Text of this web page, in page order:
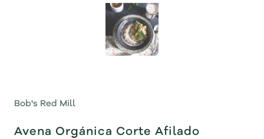
Bob's Red Mill
Avena Orgánica Corte Afilado